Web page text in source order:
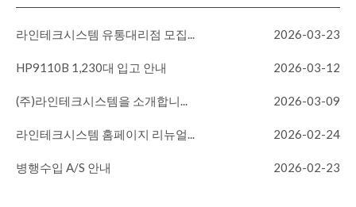
라인테크시스템 유통대리점 모집... 2026-03-23
HP9110B 1,230대 입고 안내 2026-03-12
(주)라인테크시스템을 소개합니... 2026-03-09
라인테크시스템 홈페이지 리뉴얼... 2026-02-24
병행수입 A/S 안내 2026-02-23